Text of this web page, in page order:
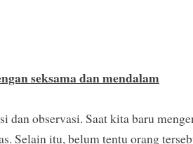
seksama dan mendalam
dan observasi. Saat kita baru
Selain itu, belum tentu orang